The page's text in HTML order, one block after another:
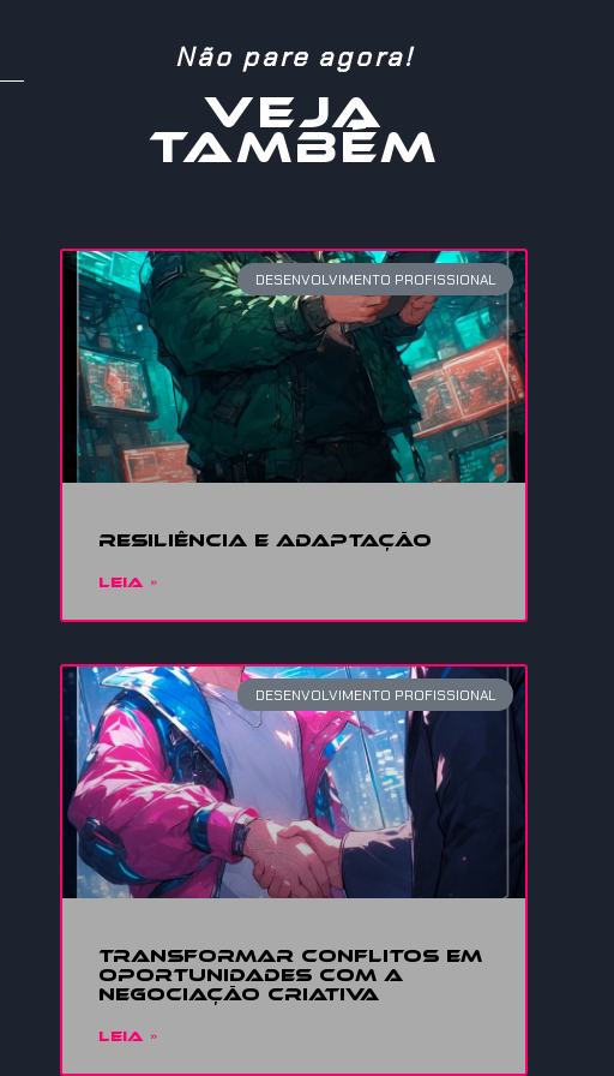
Não pare agora!
VEJA
TAMBÉM
DESENVOLVIMENTO PROFISSIONAL
Resiliência e adaptação
LEIA »
DESENVOLVIMENTO PROFISSIONAL
Transformar conflitos em
oportunidades com a
Negociação Criativa
LEIA »